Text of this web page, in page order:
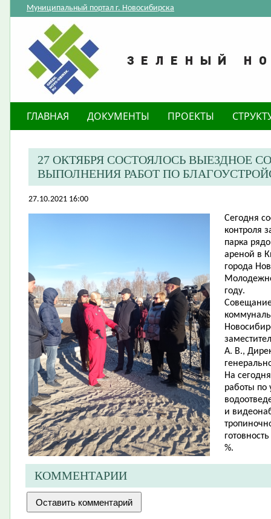
Муниципальный портал г. Новосибирска
ГЛАВНАЯ ДОКУМЕНТЫ ПРОЕКТЫ
27 ОКТЯБРЯ СОСТОЯЛОСЬ ВЫЕЗДНОЕ
ВЫПОЛНЕНИЯ РАБОТ ПО
27.10.2021 16:00
Сегодня
контроля
парка
ареной в
города
году.
А. В.,
На
работы по
и
%.
КОММЕНТАРИИ